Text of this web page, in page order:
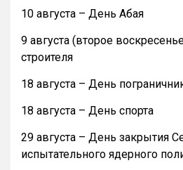
10 августа – День Абая
9 августа (второе
строителя
18 августа – День
18 августа – День спорта
29 августа – День закрытия
испытательного ядерного